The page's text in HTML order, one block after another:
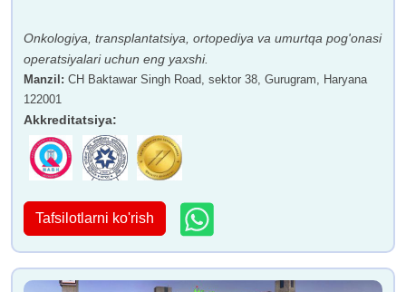
Doktor Shashidhar TB
Dr. Aditya Gupta Dr. Naginder Vashist
Onkologiya, transplantatsiya, ortopediya va umurtqa pog'onasi
operatsiyalari uchun eng yaxshi.
Manzil: CH Baktawar Singh Road, sektor 38, Gurugram, Haryana
122001
Akkreditatsiya:
Tafsilotlarni ko'rish